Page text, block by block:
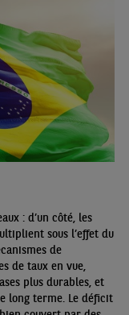
: d’un côté, les
sous l’effet du
de
de taux en vue,
plus durables, et
long terme. Le déficit